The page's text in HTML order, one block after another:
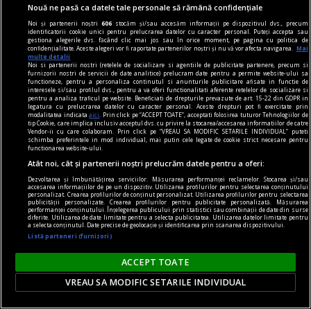
piese de schimb
Făpturi de unică folosință
Dar pentru a fi, realmente, mai buni, trebuie să
găsim ieșirea din labirint.
piese de schimb
Nouă ne pasă ca datele tale personale să rămână confidențiale
Noi și partenerii noștri606 stocăm și/sau accesăm informații pe dispozitivul dvs., precum
identificatorii cookie unici pentru prelucrarea datelor cu caracter personal. Puteți accepta sau
gestiona alegerile dvs. făcând clic mai jos sau în orice moment, pe pagina cu politica de
confidențialitate. Aceste alegeri vor fi raportate partenerilor noștri și nu vă vor afecta navigarea.
Mai
multe detalii
Noi si partenerii nostri (retelele de socializare si agentiile de publicitate partenere, precum si
furnizorii nostri de servicii de date analitice) prelucram date pentru a permite website-ului sa
functioneze, pentru a personaliza continutul si anunturile publicitare afisate in functie de
interesele si/sau profilul dvs., pentru a va oferi functionalitati aferente retelelor de socializare si
pentru a analiza traficul pe website. Beneficiati de drepturile prevazute de art. 15-22 din GDPR in
legatura cu prelucrarea datelor cu caracter personal. Aceste drepturi pot fi exercitate prin
modalitatea indicataaici
. Prin click pe “ACCEPT TOATE”, acceptati folosirea tuturor Tehnologiilor de
tip Cookie, care implica inclusiv acceptul dvs. cu privire la stocarea/accesarea informatiilor de catre
Vendor-ii cu care colaboram. Prin click pe “VREAU SA MODIFIC SETARILE INDIVIDUAL” puteti
schimba preferintele in mod individual, mai putin cele legate de cookie strict necesare pentru
functionarea website-ului.
Atât noi, cât și partenerii noștri prelucrăm datele pentru a oferi:
Dezvoltarea și îmbunătățirea serviciilor. Măsurarea performanței reclamelor. Stocarea și/sau
accesarea informațiilor de pe un dispozitiv. Utilizarea profilurilor pentru selectarea conținutului
personalizat. Crearea profilurilor de conținut personalizat. Utilizarea profilurilor pentru selectarea
publicității personalizate. Crearea profilurilor pentru publicitate personalizată. Măsurarea
performanței conținutului. Înțelegerea publicului prin statistici sau combinații de date din surse
diferite. Utilizarea de date limitate pentru a selecta publicitatea. Utilizarea datelor limitate pentru
a selecta conținutul. Date precise de geolocație și identificarea prin scanarea dispozitivului.
Listă parteneri (furnizori)
ACCEPT TOATE
VREAU SA MODIFIC SETARILE INDIVIDUAL